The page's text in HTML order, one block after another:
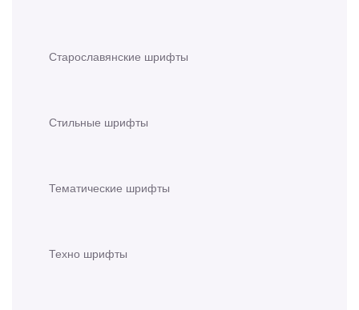
Старославянские шрифты
Стильные шрифты
Тематические шрифты
Техно шрифты